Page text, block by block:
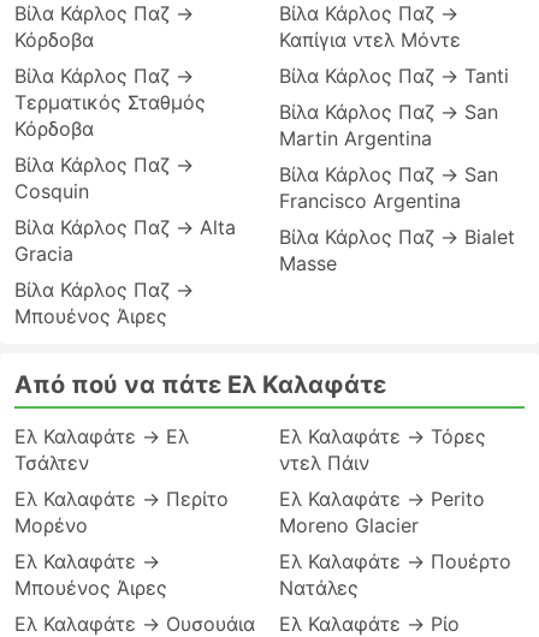
Βίλα Κάρλος Παζ →
Κόρδοβα
Βίλα Κάρλος Παζ →
Τερματικός Σταθμός
Κόρδοβα
Βίλα Κάρλος Παζ →
Cosquin
Βίλα Κάρλος Παζ → Alta
Gracia
Βίλα Κάρλος Παζ →
Μπουένος Άιρες
Βίλα Κάρλος Παζ →
Καπίγια ντελ Μόντε
Βίλα Κάρλος Παζ → Tanti
Βίλα Κάρλος Παζ → San
Martin Argentina
Βίλα Κάρλος Παζ → San
Francisco Argentina
Βίλα Κάρλος Παζ → Bialet
Masse
Από πού να πάτε Ελ Καλαφάτε
Ελ Καλαφάτε → Ελ
Τσάλτεν
Ελ Καλαφάτε → Περίτο
Μορένο
Ελ Καλαφάτε →
Μπουένος Άιρες
Ελ Καλαφάτε → Ουσουάια
Ελ Καλαφάτε → Τόρες
ντελ Πάιν
Ελ Καλαφάτε → Perito
Moreno Glacier
Ελ Καλαφάτε → Πουέρτο
Νατάλες
Ελ Καλαφάτε → Ρίο